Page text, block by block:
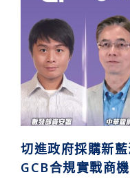
切進政府採購新
GCB合規實戰商